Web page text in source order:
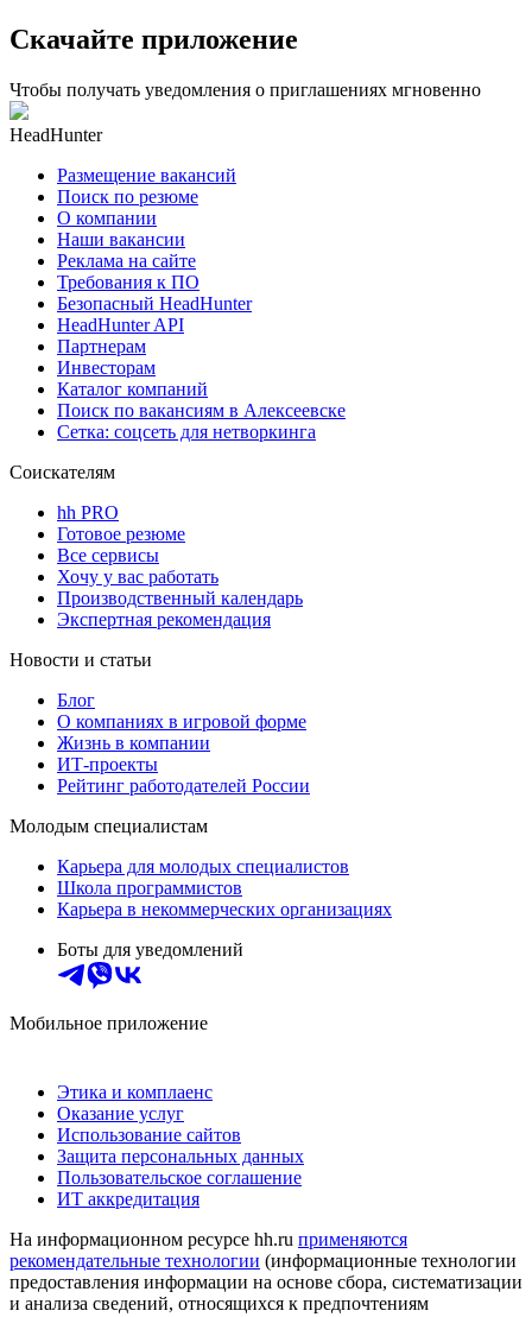
Скачайте приложение
Чтобы получать уведомления о приглашениях мгновенно
HeadHunter
Размещение вакансий
Поиск по резюме
О компании
Наши вакансии
Реклама на сайте
Требования к ПО
Безопасный HeadHunter
HeadHunter API
Партнерам
Инвесторам
Каталог компаний
Поиск по вакансиям в Алексеевске
Сетка: соцсеть для нетворкинга
Соискателям
hh PRO
Готовое резюме
Все сервисы
Хочу у вас работать
Производственный календарь
Экспертная рекомендация
Новости и статьи
Блог
О компаниях в игровой форме
Жизнь в компании
ИТ-проекты
Рейтинг работодателей России
Молодым специалистам
Карьера для молодых специалистов
Школа программистов
Карьера в некоммерческих организациях
Боты для уведомлений
Мобильное приложение
Этика и комплаенс
Оказание услуг
Использование сайтов
Защита персональных данных
Пользовательское соглашение
ИТ аккредитация
На информационном ресурсе hh.ru применяются
рекомендательные технологии (информационные технологии
предоставления информации на основе сбора, систематизации
и анализа сведений, относящихся к предпочтениям